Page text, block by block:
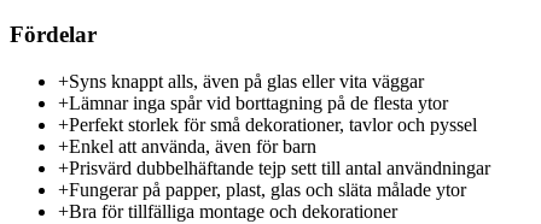
Fördelar
+Syns knappt alls, även på glas eller vita väggar
+Lämnar inga spår vid borttagning på de flesta ytor
+Perfekt storlek för små dekorationer, tavlor och pyssel
+Enkel att använda, även för barn
+Prisvärd dubbelhäftande tejp sett till antal användningar
+Fungerar på papper, plast, glas och släta målade ytor
+Bra för tillfälliga montage och dekorationer